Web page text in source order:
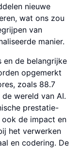
nieuwe
wat ons zou
van
manier.
en de belangrijke
opgemerkt
zoals 88.7
wereld van AI.
prestatie-
ook de impact en
het verwerken
en codering. De